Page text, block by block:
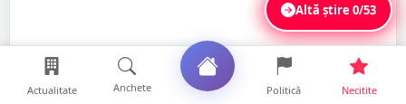
Altă știre0/53
Actualitate Anchete Politică Necitite